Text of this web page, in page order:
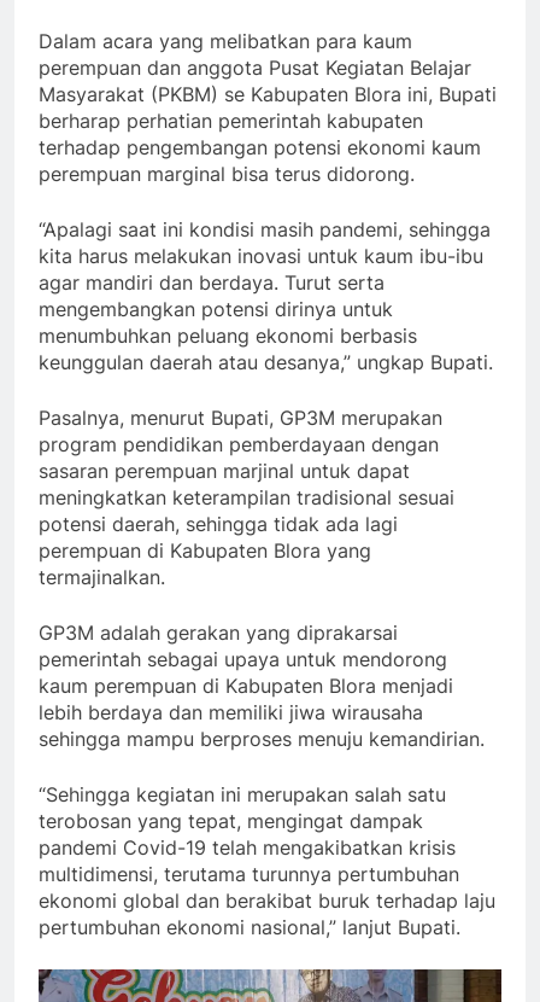
Dalam acara yang melibatkan para kaum
perempuan dan anggota Pusat Kegiatan Belajar
Masyarakat (PKBM) se Kabupaten Blora ini, Bupati
berharap perhatian pemerintah kabupaten
terhadap pengembangan potensi ekonomi kaum
perempuan marginal bisa terus didorong.
“Apalagi saat ini kondisi masih pandemi, sehingga
kita harus melakukan inovasi untuk kaum ibu-ibu
agar mandiri dan berdaya. Turut serta
mengembangkan potensi dirinya untuk
menumbuhkan peluang ekonomi berbasis
keunggulan daerah atau desanya,” ungkap Bupati.
Pasalnya, menurut Bupati, GP3M merupakan
program pendidikan pemberdayaan dengan
sasaran perempuan marjinal untuk dapat
meningkatkan keterampilan tradisional sesuai
potensi daerah, sehingga tidak ada lagi
perempuan di Kabupaten Blora yang
termajinalkan.
GP3M adalah gerakan yang diprakarsai
pemerintah sebagai upaya untuk mendorong
kaum perempuan di Kabupaten Blora menjadi
lebih berdaya dan memiliki jiwa wirausaha
sehingga mampu berproses menuju kemandirian.
“Sehingga kegiatan ini merupakan salah satu
terobosan yang tepat, mengingat dampak
pandemi Covid-19 telah mengakibatkan krisis
multidimensi, terutama turunnya pertumbuhan
ekonomi global dan berakibat buruk terhadap laju
pertumbuhan ekonomi nasional,” lanjut Bupati.